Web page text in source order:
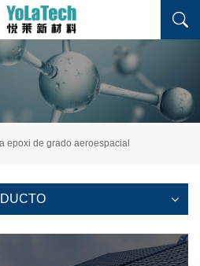
epoxi de grado aeroespacial